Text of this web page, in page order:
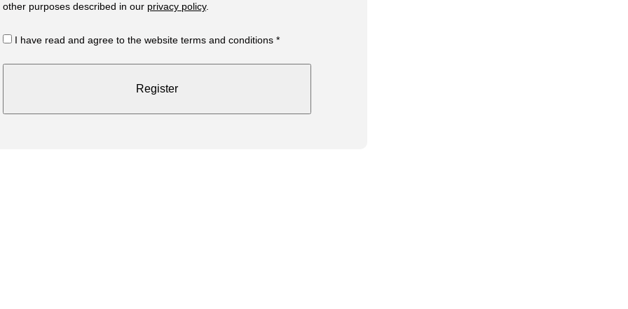
other purposes described in our privacy policy.
I have read and agree to the website terms and conditions *